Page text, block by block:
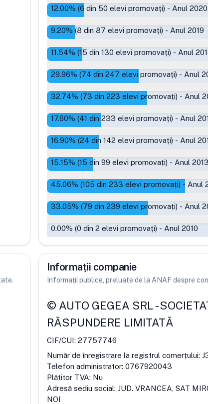
12.00% (6 din 50 elevi promovați) - Anul 2020
9.20% (8 din 87 elevi promovați) - Anul 2019
11.54% (15 din 130 elevi promovați) - Anul
29.96% (74 din 247 elevi promovați) - Anul
32.74% (73 din 223 elevi promovați) - Anul
17.60% (41 din 233 elevi promovați) - Anul
16.90% (24 din 142 elevi promovați) - Anul
15.15% (15 din 99 elevi promovați) - Anul 2013
45.06% (105 din 233 elevi promovați) - Anul
33.05% (79 din 239 elevi promovați) - Anul
0.00% (0 din 2 elevi promovați) - Anul 2010
Informații companie
Informații publice, preluate de la ANAF despre
© AUTO GEGEA SRL-
RĂSPUNDERE LIMITATĂ
CIF/CUI: 27757746
Număr de înregistrare la registrul comerțului:
Telefon administrator: 0767920043
Plătitor TVA: Nu
Adresă sediu social: JUD. VRANCEA, SAT
NOI